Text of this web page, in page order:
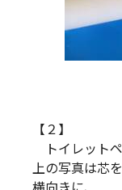
【２】
トイレットペ
上の写真は芯